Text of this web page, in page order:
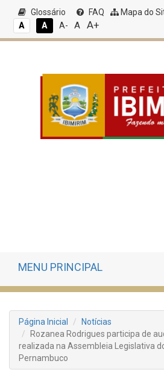
Glossário FAQ Mapa do
A
A A- A A+
MENU PRINCIPAL
Página Inicial
Notícias
Rozanea Rodrigues participa de
realizada na Assembleia Legislativa
Pernambuco